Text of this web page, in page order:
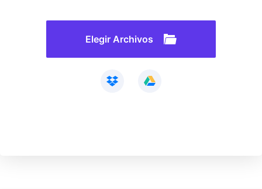
Formatos de ConversiónElegir Archivos